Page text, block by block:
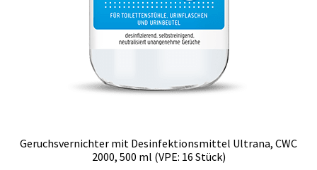
Geruchsvernichter mit Desinfektionsmittel Ultrana, CWC
2000, 500 ml (VPE: 16 Stück)